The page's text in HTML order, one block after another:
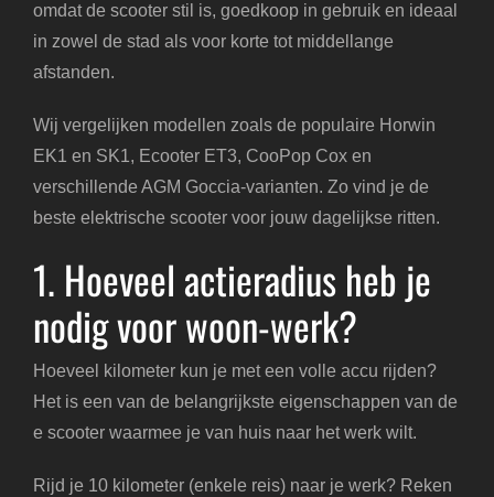
omdat de scooter stil is, goedkoop in gebruik en ideaal
in zowel de stad als voor korte tot middellange
afstanden.
Wij vergelijken modellen zoals de populaire Horwin
EK1 en SK1, Ecooter ET3, CooPop Cox en
verschillende AGM Goccia-varianten. Zo vind je de
beste elektrische scooter voor jouw dagelijkse ritten.
1. Hoeveel actieradius heb je
nodig voor woon-werk?
Hoeveel kilometer kun je met een volle accu rijden?
Het is een van de belangrijkste eigenschappen van de
e scooter waarmee je van huis naar het werk wilt.
Rijd je 10 kilometer (enkele reis) naar je werk? Reken